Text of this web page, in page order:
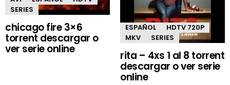
SERIES
chicago fire 3×6
torrent descargar o
ver serie online
ESPAÑOL
HDTV 720P
MKV
SERIES
rita – 4xs 1 al 8 torrent
descargar o ver serie
online